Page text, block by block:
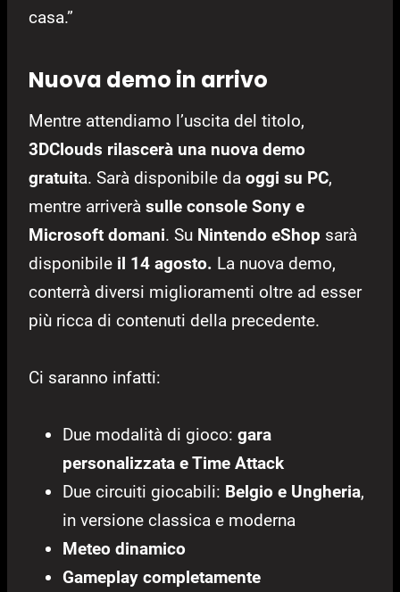
casa.”
Nuova demo in arrivo
Mentre attendiamo l’uscita del titolo,
3DClouds rilascerà una nuova demo
gratuita. Sarà disponibile da oggi su PC,
mentre arriverà sulle console Sony e
Microsoft domani. Su Nintendo eShop sarà
disponibile il 14 agosto. La nuova demo,
conterrà diversi miglioramenti oltre ad esser
più ricca di contenuti della precedente.
Ci saranno infatti:
Due modalità di gioco: gara
personalizzata e Time Attack
Due circuiti giocabili: Belgio e Ungheria,
in versione classica e moderna
Meteo dinamico
Gameplay completamente